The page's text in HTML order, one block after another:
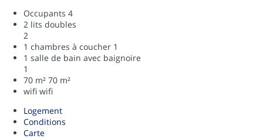
Occupants 4
2 lits doubles
2
1 chambres à coucher 1
1 salle de bain avec baignoire
1
70 m² 70 m²
wifi wifi
Logement
Conditions
Carte